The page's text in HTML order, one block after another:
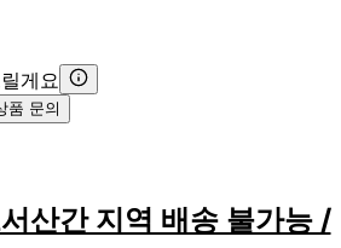
게요
품 문의
산간 지역 배송 불가능 /